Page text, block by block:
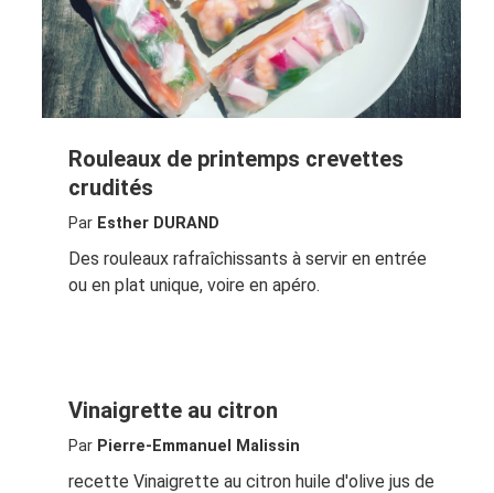
Rouleaux de printemps crevettes
crudités
Par Esther DURAND
Des rouleaux rafraîchissants à servir en entrée
ou en plat unique, voire en apéro.
Vinaigrette au citron
Par Pierre-Emmanuel Malissin
recette Vinaigrette au citron huile d'olive jus de